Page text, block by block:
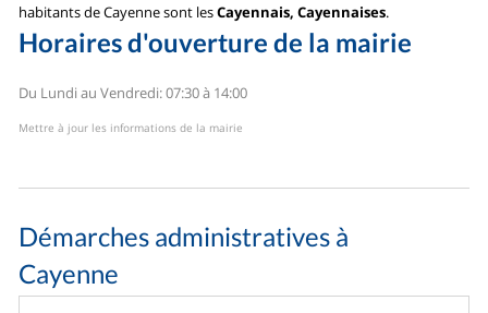
habitants de Cayenne sont lesCayennais, Cayennaises.
Horaires d'ouverture de la mairie
Du Lundi au Vendredi: 07:30 à 14:00
Mettre à jour les informations de la mairie
Démarches administratives à
Cayenne